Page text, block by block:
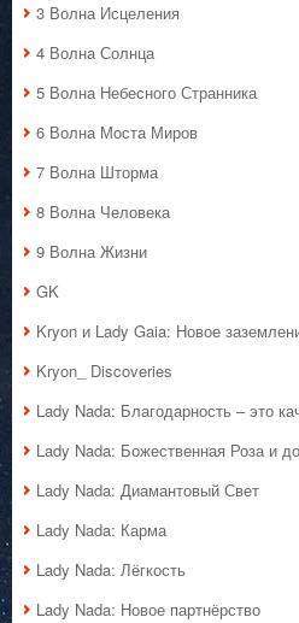
3 Волна Исцеления
4 Волна Солнца
5 Волна Небесного Странника
6 Волна Моста Миров
7 Волна Шторма
8 Волна Человека
9 Волна Жизни
GK
Kryon и Lady Gaia: Новое
Kryon_ Discoveries
Lady Nada: Благодарность – это
Lady Nada: Божественная Роза и
Lady Nada: Диамантовый Свет
Lady Nada: Карма
Lady Nada: Лёгкость
Lady Nada: Новое партнёрство